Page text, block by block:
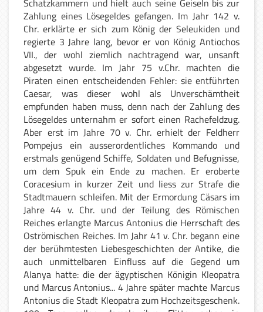
Schatzkammern und hielt auch seine Geiseln bis zur
Zahlung eines Lösegeldes gefangen. Im Jahr 142 v.
Chr. erklärte er sich zum König der Seleukiden und
regierte 3 Jahre lang, bevor er von König Antiochos
VII., der wohl ziemlich nachtragend war, unsanft
abgesetzt wurde. Im Jahr 75 v.Chr. machten die
Piraten einen entscheidenden Fehler: sie entführten
Caesar, was dieser wohl als Unverschämtheit
empfunden haben muss, denn nach der Zahlung des
Lösegeldes unternahm er sofort einen Rachefeldzug.
Aber erst im Jahre 70 v. Chr. erhielt der Feldherr
Pompejus ein ausserordentliches Kommando und
erstmals genügend Schiffe, Soldaten und Befugnisse,
um dem Spuk ein Ende zu machen. Er eroberte
Coracesium in kurzer Zeit und liess zur Strafe die
Stadtmauern schleifen. Mit der Ermordung Cäsars im
Jahre 44 v. Chr. und der Teilung des Römischen
Reiches erlangte Marcus Antonius die Herrschaft des
Oströmischen Reiches. Im Jahr 41 v. Chr. begann eine
der berühmtesten Liebesgeschichten der Antike, die
auch unmittelbaren Einfluss auf die Gegend um
Alanya hatte: die der ägyptischen Königin Kleopatra
und Marcus Antonius... 4 Jahre später machte Marcus
Antonius die Stadt Kleopatra zum Hochzeitsgeschenk.